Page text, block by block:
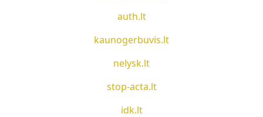
auth.lt
kaunogerbuvis.lt
nelysk.lt
stop-acta.lt
idk.lt